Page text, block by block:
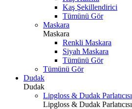
Kaş Şekillendirici
Tümünü Gör
Maskara
Maskara
Renkli Maskara
Siyah Maskara
Tümünü Gör
Tümünü Gör
Dudak
Dudak
Lipgloss & Dudak Parlatıcısı
Lipgloss & Dudak Parlatıcısı